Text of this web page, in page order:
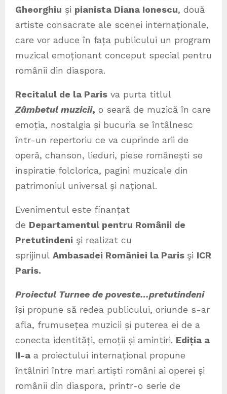
Gheorghiu și pianista Diana Ionescu, două
artiste consacrate ale scenei internaționale,
care vor aduce în fața publicului un program
muzical emoționant conceput special pentru
românii din diaspora.
Recitalul de la Paris va purta titlul
Zâmbetul muzicii, o seară de muzică în care
emoția, nostalgia și bucuria se întâlnesc
într-un repertoriu ce va cuprinde arii de
operă, chanson, lieduri, piese românești se
inspiratie folclorica, pagini muzicale din
patrimoniul universal și național.
Evenimentul este finanțat
de Departamentul pentru Românii de
Pretutindeni şi realizat cu
sprijinul Ambasadei României la Paris şi ICR
Paris.
Proiectul Turnee de poveste…pretutindeni
își propune să redea publicului, oriunde s-ar
afla, frumusețea muzicii și puterea ei de a
conecta identități, emoții și amintiri. Ediția a
II-a a proiectului internațional propune
întâlniri între mari artiști români ai operei și
românii din diaspora, printr-o serie de